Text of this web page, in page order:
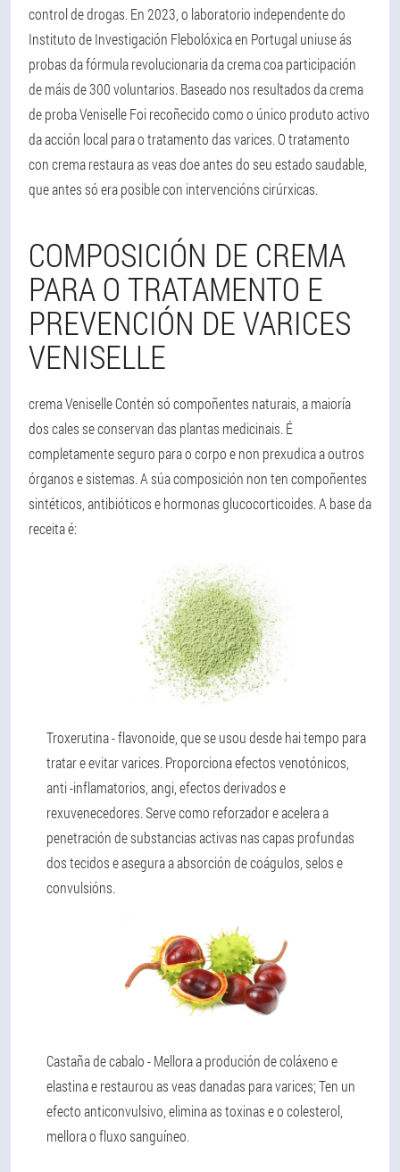
control de drogas. En 2023, o laboratorio independente do
Instituto de Investigación Flebolóxica en Portugal uniuse ás
probas da fórmula revolucionaria da crema coa participación
de máis de 300 voluntarios. Baseado nos resultados da crema
de proba Veniselle Foi recoñecido como o único produto activo
da acción local para o tratamento das varices. O tratamento
con crema restaura as veas doe antes do seu estado saudable,
que antes só era posible con intervencións cirúrxicas.
COMPOSICIÓN DE CREMA
PARA O TRATAMENTO E
PREVENCIÓN DE VARICES
VENISELLE
crema Veniselle Contén só compoñentes naturais, a maioría
dos cales se conservan das plantas medicinais. É
completamente seguro para o corpo e non prexudica a outros
órganos e sistemas. A súa composición non ten compoñentes
sintéticos, antibióticos e hormonas glucocorticoides. A base da
receita é:
Troxerutina- flavonoide, que se usou desde hai tempo para
tratar e evitar varices. Proporciona efectos venotónicos,
anti -inflamatorios, angi, efectos derivados e
rexuvenecedores. Serve como reforzador e acelera a
penetración de substancias activas nas capas profundas
dos tecidos e asegura a absorción de coágulos, selos e
convulsións.
Castaña de cabalo- Mellora a produción de coláxeno e
elastina e restaurou as veas danadas para varices; Ten un
efecto anticonvulsivo, elimina as toxinas e o colesterol,
mellora o fluxo sanguíneo.